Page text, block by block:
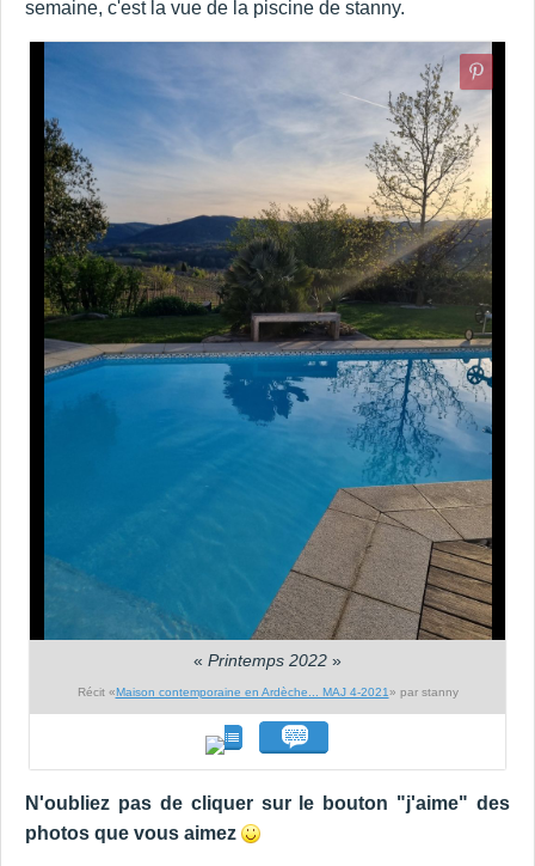
semaine, c'est la vue de la piscine de stanny.
« Printemps 2022 »
Récit «Maison contemporaine en Ardèche... MAJ 4-2021» par stanny
N'oubliez pas de cliquer sur le bouton "j'aime" des
photos que vous aimez